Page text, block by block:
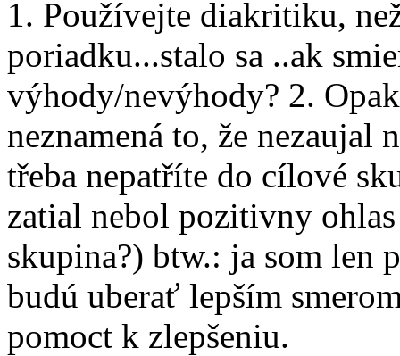
1. Používejte diakritiku,
poriadku...stalo sa ..ak
výhody/nevýhody? 2.
neznamená to, že nezaujal
třeba nepatříte do cílové
zatial nebol pozitivny
skupina?) btw.: ja som len
budú uberať lepším
pomoct k zlepšeniu.